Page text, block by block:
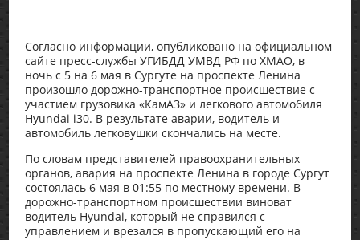
Согласно информации, опубликовано на официальном
сайте пресс-службы УГИБДД УМВД РФ по ХМАО, в
ночь с 5 на 6 мая в Сургуте на проспекте Ленина
произошло дорожно-транспортное происшествие с
участием грузовика «КамАЗ» и легкового автомобиля
Hyundai i30. В результате аварии, водитель и
автомобиль легковушки скончались на месте.
По словам представителей правоохранительных
органов, авария на проспекте Ленина в городе Сургут
состоялась 6 мая в 01:55 по местному времени. В
дорожно-транспортном происшествии виноват
водитель Hyundai, который не справился с
управлением и врезался в пропускающий его на